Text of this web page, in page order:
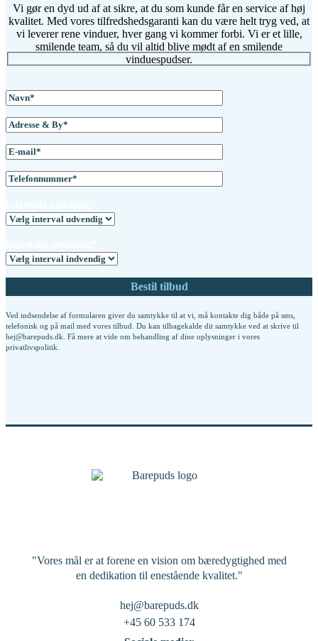
Vi gør en dyd ud af at sikre, at du som kunde får en service af høj
kvalitet. Med vores tilfredshedsgaranti kan du være helt tryg ved, at
vi leverer rene vinduer, hver gang vi kommer forbi. Vi er et lille,
smilende team, så du vil altid blive mødt af en smilende
vinduespudser.
Ved indsendelse af formularen giver du samtykke til at vi, må kontakte dig både på sms,
telefonisk og på mail med vores tilbud. Du kan tilbagekalde dit samtykke ved at skrive til
hej@barepuds.dk. Få mere at vide om behandling af dine oplysninger i vores
privatlivspolitik
"Vores mål er at forene en vision om bæredygtighed med
en dedikation til enestående kvalitet."
hej@barepuds.dk
+45 60 533 174